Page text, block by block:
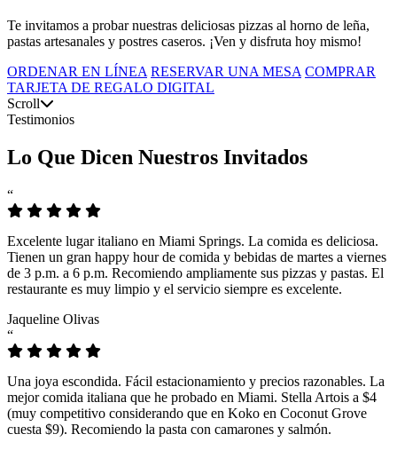
Te invitamos a probar nuestras deliciosas pizzas al horno de leña,
pastas artesanales y postres caseros. ¡Ven y disfruta hoy mismo!
ORDENAR EN LÍNEA RESERVAR UNA MESA COMPRAR
TARJETA DE REGALO DIGITAL
Scroll
Testimonios
Lo Que Dicen Nuestros Invitados
“
Excelente lugar italiano en Miami Springs. La comida es deliciosa.
Tienen un gran happy hour de comida y bebidas de martes a viernes
de 3 p.m. a 6 p.m. Recomiendo ampliamente sus pizzas y pastas. El
restaurante es muy limpio y el servicio siempre es excelente.
Jaqueline Olivas
“
Una joya escondida. Fácil estacionamiento y precios razonables. La
mejor comida italiana que he probado en Miami. Stella Artois a $4
(muy competitivo considerando que en Koko en Coconut Grove
cuesta $9). Recomiendo la pasta con camarones y salmón.